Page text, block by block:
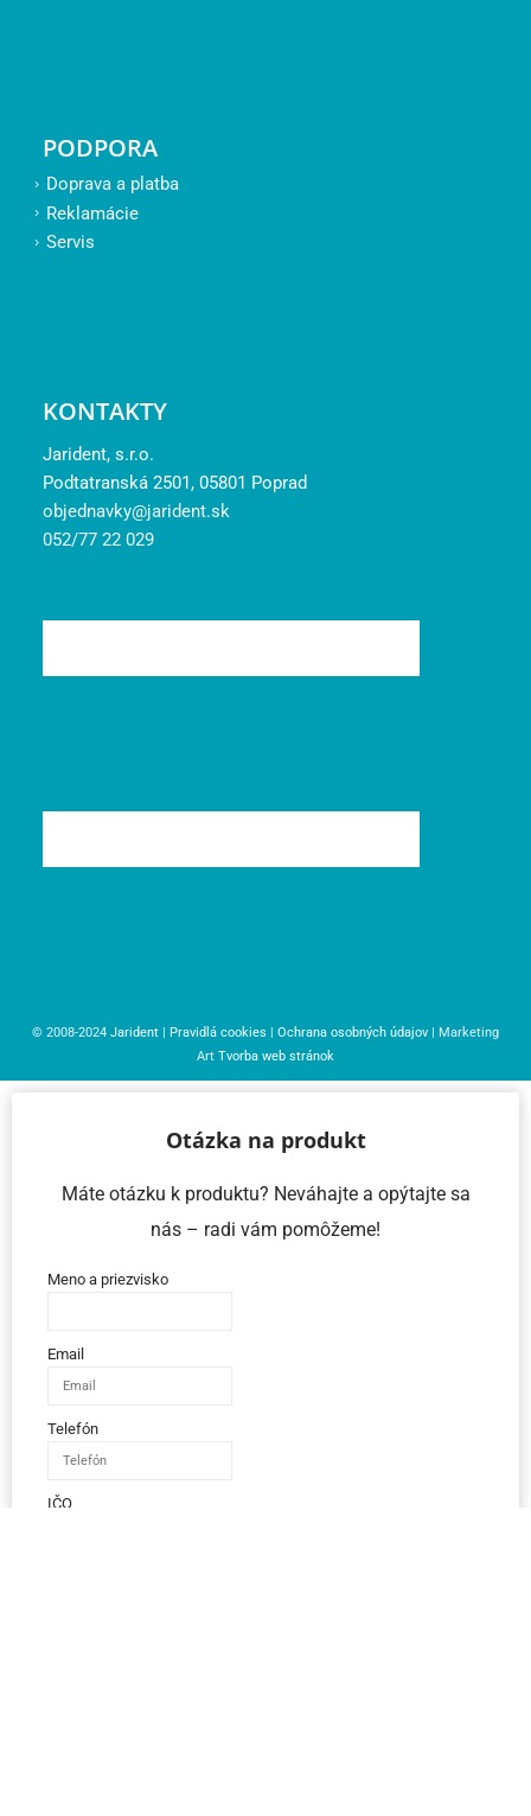
PODPORA
Doprava a platba
Reklamácie
Servis
KONTAKTY
Jarident, s.r.o.
Podtatranská 2501, 05801 Poprad
objednavky@jarident.sk
052/77 22 029
© 2008-2024 Jarident Pravidlá cookies Ochrana osobných údajov | Marketing
Art Tvorba web stránok
Otázka na produkt
Máte otázku k produktu? Neváhajte a opýtajte sa
nás – radi vám pomôžeme!
Meno a priezvisko
Email
Telefón
IČO